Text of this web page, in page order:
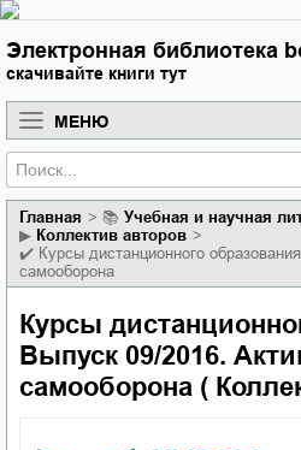
Электронная библиотека
скачивайте книги тут
МЕНЮ
Главная 📚
учебная и научная
▶ Коллектив авторов
✔️ Курсы дистанционного
самооборона
Курсы
Выпуск 09/2016.
самооборона (